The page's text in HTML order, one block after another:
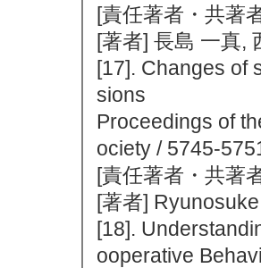
[責任著者・共著
[著者] 長島 一真,
[17]. Changes of
sions
Proceedings of
ociety / 5745-
[責任著者・共著
[著者]
[18].
ooperative